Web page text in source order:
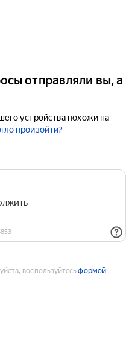
отправляли вы, а
устройства похожи на
произойти?
воспользуйтесьформой